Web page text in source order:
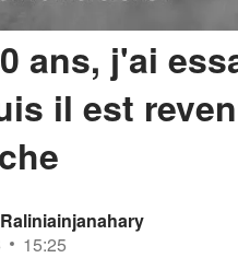
ans, j'ai
il est
15:25